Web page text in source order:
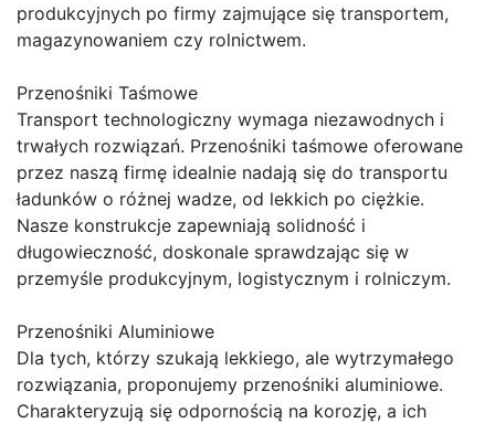
produkcyjnych po firmy zajmujące się transportem,
magazynowaniem czy rolnictwem.
Przenośniki Taśmowe
Transport technologiczny wymaga niezawodnych i
trwałych rozwiązań. Przenośniki taśmowe oferowane
przez naszą firmę idealnie nadają się do transportu
ładunków o różnej wadze, od lekkich po ciężkie.
Nasze konstrukcje zapewniają solidność i
długowieczność, doskonale sprawdzając się w
przemyśle produkcyjnym, logistycznym i rolniczym.
Przenośniki Aluminiowe
Dla tych, którzy szukają lekkiego, ale wytrzymałego
rozwiązania, proponujemy przenośniki aluminiowe.
Charakteryzują się odpornością na korozję, a ich